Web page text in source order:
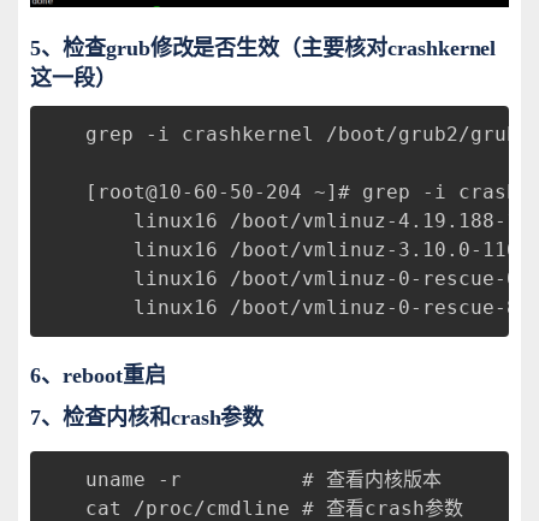
5、检查grub修改是否生效（主要核对crashkernel
这一段）
grep -i crashkernel /boot/grub2/
[root@10-60-50-204 ~]# grep -i
linux16 /boot/vmlinuz-4.19.188-
linux16 /boot/vmlinuz-3.10.0-
linux16 /boot/vmlinuz-0-rescue-
linux16 /boot/vmlinuz-0-rescue-
6、reboot重启
7、检查内核和crash参数
uname -r          # 查看内核版本
cat /proc/cmdline # 查看crash参数